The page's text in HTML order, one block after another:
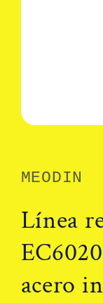
en
una
MEODIN
Línea
acero